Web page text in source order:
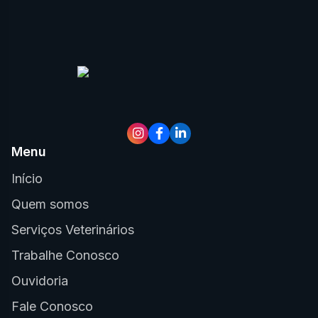
Menu
Início
Quem somos
Serviços Veterinários
Trabalhe Conosco
Ouvidoria
Fale Conosco